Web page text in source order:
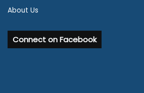
About Us
Connect on Facebook